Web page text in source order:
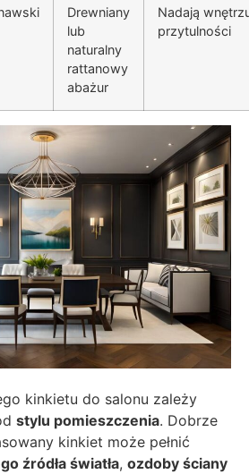
Drewniany
lub
naturalny
rattanowy
abażur
Nadają
przytulności
kinkietu do salonu zależy
stylu pomieszczenia. Dobrze
kinkiet może pełnić
źródła światła, ozdoby ściany